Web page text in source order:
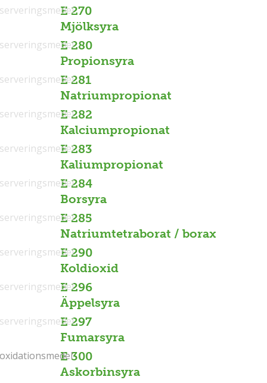
E 270
Mjölksyra
E 280
Propionsyra
E 281
Natriumpropionat
E 282
Kalciumpropionat
E 283
Kaliumpropionat
E 284
Borsyra
E 285
Natriumtetraborat / borax
E 290
Koldioxid
E 296
Äppelsyra
E 297
Fumarsyra
E 300
Askorbinsyra